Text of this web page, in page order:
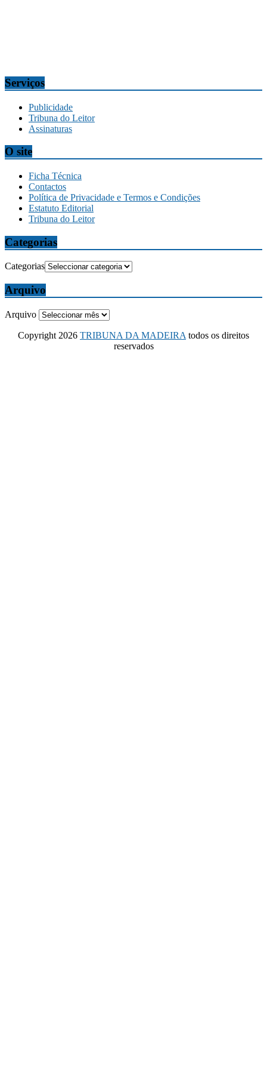
Serviços
Publicidade
Tribuna do Leitor
Assinaturas
O site
Ficha Técnica
Contactos
Política de Privacidade e Termos e Condições
Estatuto Editorial
Tribuna do Leitor
Categorias
Categorias
Arquivo
Arquivo
Copyright 2026 TRIBUNA DA MADEIRA todos os direitos
reservados